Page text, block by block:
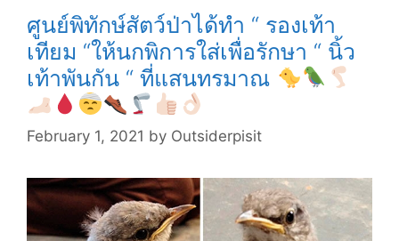
น
ไปม
ศูนย์พิทักษ์สัตว์ป่าได้ทำ “ รองเท้า
เทียม “ให้นกพิการใส่เพื่อรักษา “ นิ้ว
เท้าพันกัน “ ที่แสนทรมาณ
February 1, 2021 by Outsiderpisit